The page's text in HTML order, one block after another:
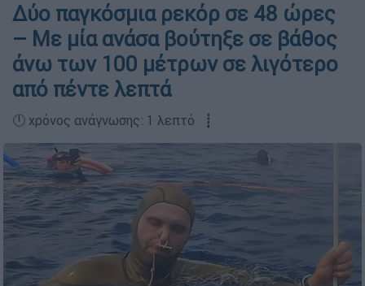
Δύο παγκόσμια ρεκόρ σε 48 ώρες
– Με μία ανάσα βούτηξε σε βάθος
άνω των 100 μέτρων σε λιγότερο
από πέντε λεπτά
🕛 χρόνος ανάγνωσης: 1 λεπτό ┋